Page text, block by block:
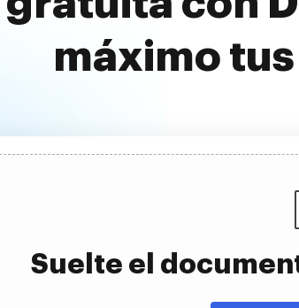
máximo
Suelte el